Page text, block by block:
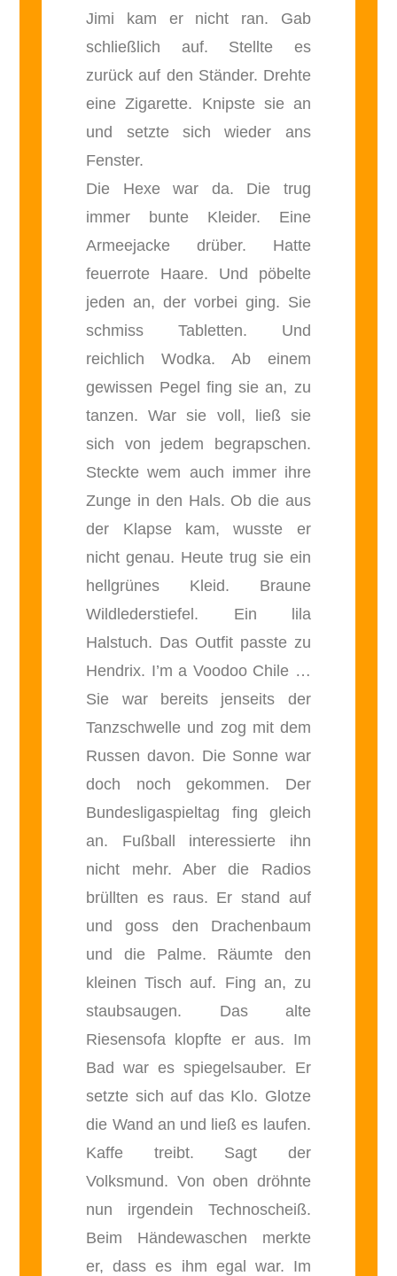
Jimi kam er nicht ran. Gab
schließlich auf. Stellte es
zurück auf den Ständer. Drehte
eine Zigarette. Knipste sie an
und setzte sich wieder ans
Fenster.
Die Hexe war da. Die trug
immer bunte Kleider. Eine
Armeejacke drüber. Hatte
feuerrote Haare. Und pöbelte
jeden an, der vorbei ging. Sie
schmiss Tabletten. Und
reichlich Wodka. Ab einem
gewissen Pegel fing sie an, zu
tanzen. War sie voll, ließ sie
sich von jedem begrapschen.
Steckte wem auch immer ihre
Zunge in den Hals. Ob die aus
der Klapse kam, wusste er
nicht genau. Heute trug sie ein
hellgrünes Kleid. Braune
Wildlederstiefel. Ein lila
Halstuch. Das Outfit passte zu
Hendrix. I’m a Voodoo Chile …
Sie war bereits jenseits der
Tanzschwelle und zog mit dem
Russen davon. Die Sonne war
doch noch gekommen. Der
Bundesligaspieltag fing gleich
an. Fußball interessierte ihn
nicht mehr. Aber die Radios
brüllten es raus. Er stand auf
und goss den Drachenbaum
und die Palme. Räumte den
kleinen Tisch auf. Fing an, zu
staubsaugen. Das alte
Riesensofa klopfte er aus. Im
Bad war es spiegelsauber. Er
setzte sich auf das Klo. Glotze
die Wand an und ließ es laufen.
Kaffe treibt. Sagt der
Volksmund. Von oben dröhnte
nun irgendein Technoscheiß.
Beim Händewaschen merkte
er, dass es ihm egal war. Im